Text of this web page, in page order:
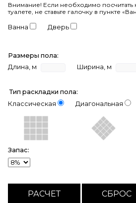
Внимание! Если необходимо посчитать
туалете, не ставьте галочку в пункте
Ванна Дверь
Размеры пола:
Длина, м
Ширина, м
Тип раскладки пола:
Классическая
Диагональная
Запас: